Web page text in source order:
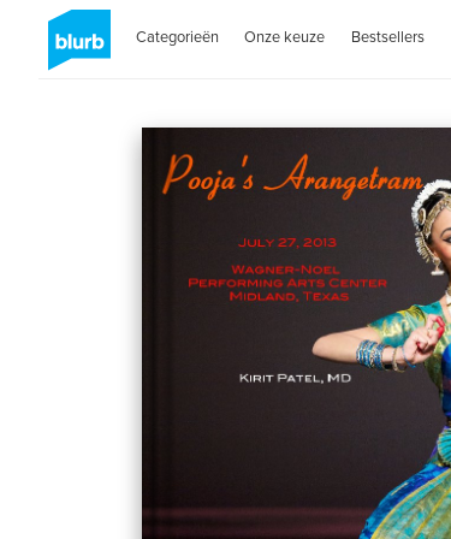
Categorieën Onze keuze Bestsellers